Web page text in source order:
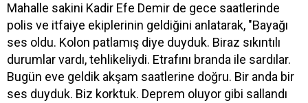
Mahalle sakini Kadir Efe Demir de gece saatlerinde
polis ve itfaiye ekiplerinin geldiğini anlatarak, "Bayağı
ses oldu. Kolon patlamış diye duyduk. Biraz sıkıntılı
durumlar vardı, tehlikeliydi. Etrafını branda ile sardılar.
Bugün eve geldik akşam saatlerine doğru. Bir anda bir
ses duyduk. Biz korktuk. Deprem oluyor gibi sallandı